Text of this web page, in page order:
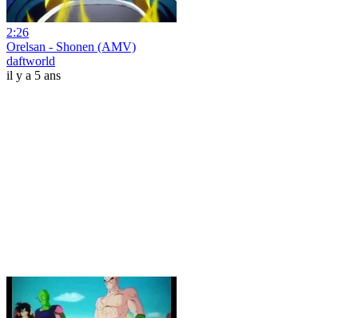
2:26
Orelsan - Shonen (AMV)
daftworld
il y a 5 ans